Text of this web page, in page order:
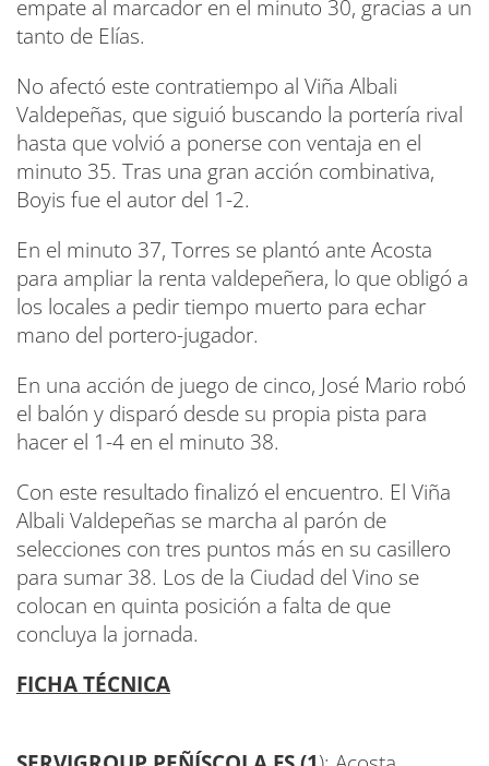
empate al marcador en el minuto 30, gracias a un
tanto de Elías.
No afectó este contratiempo al Viña Albali
Valdepeñas, que siguió buscando la portería rival
hasta que volvió a ponerse con ventaja en el
minuto 35. Tras una gran acción combinativa,
Boyis fue el autor del 1-2.
En el minuto 37, Torres se plantó ante Acosta
para ampliar la renta valdepeñera, lo que obligó a
los locales a pedir tiempo muerto para echar
mano del portero-jugador.
En una acción de juego de cinco, José Mario robó
el balón y disparó desde su propia pista para
hacer el 1-4 en el minuto 38.
Con este resultado finalizó el encuentro. El Viña
Albali Valdepeñas se marcha al parón de
selecciones con tres puntos más en su casillero
para sumar 38. Los de la Ciudad del Vino se
colocan en quinta posición a falta de que
concluya la jornada.
FICHA TÉCNICA